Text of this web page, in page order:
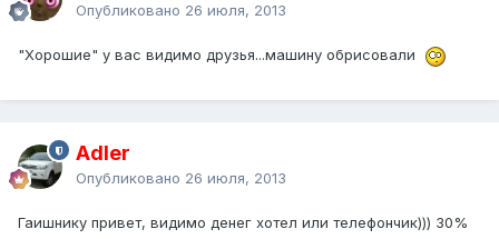
Опубликовано 26 июля, 2013
"Хорошие" у вас видимо друзья...машину обрисовали
Adler
Опубликовано 26 июля, 2013
Гаишнику привет, видимо денег хотел или телефончик))) 30%